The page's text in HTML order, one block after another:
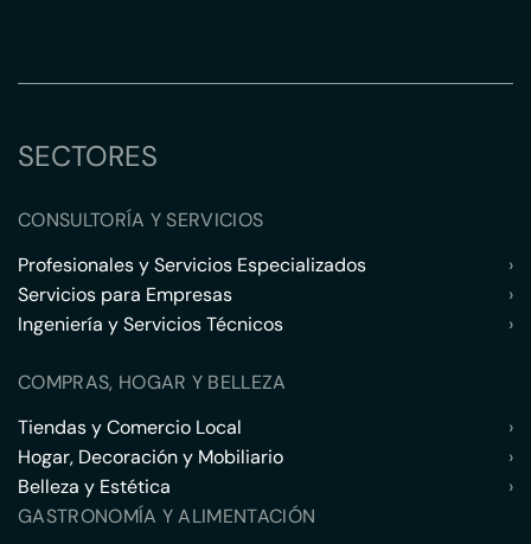
SECTORES
CONSULTORÍA Y SERVICIOS
Profesionales y Servicios Especializados
›
Servicios para Empresas
›
Ingeniería y Servicios Técnicos
›
COMPRAS, HOGAR Y BELLEZA
Tiendas y Comercio Local
›
Hogar, Decoración y Mobiliario
›
Belleza y Estética
›
GASTRONOMÍA Y ALIMENTACIÓN